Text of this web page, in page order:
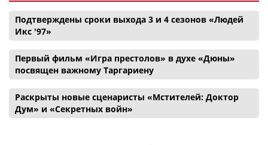
Подтверждены сроки выхода 3 и 4 сезонов «Людей
Икс '97»
Первый фильм «Игра престолов» в духе «Дюны»
посвящен важному Таргариену
Раскрыты новые сценаристы «Мстителей: Доктор
Дум» и «Секретных войн»